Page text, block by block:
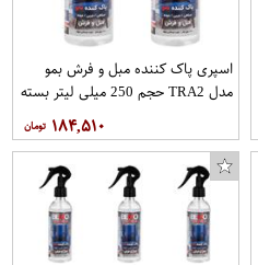
اسپری پاک کننده مبل و فرش بمو
مدل TRA2 حجم 250 میلی لیتر بسته
۱۸۴,۵۱۰